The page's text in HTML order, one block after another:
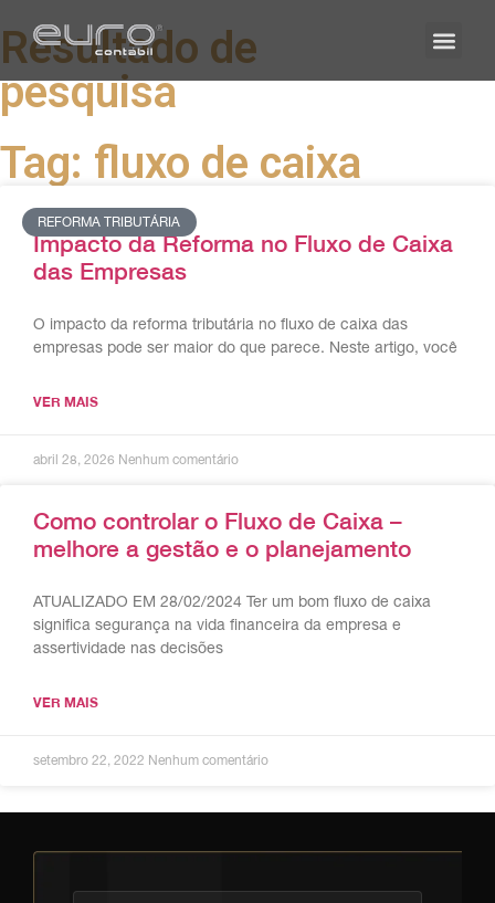
Resultado de
pesquisa
Tag: fluxo de caixa
REFORMA TRIBUTÁRIA
Impacto da Reforma no Fluxo de Caixa
das Empresas
O impacto da reforma tributária no fluxo de caixa das
empresas pode ser maior do que parece. Neste artigo, você
VER MAIS
abril 28, 2026 Nenhum comentário
Como controlar o Fluxo de Caixa –
melhore a gestão e o planejamento
ATUALIZADO EM 28/02/2024 Ter um bom fluxo de caixa
significa segurança na vida financeira da empresa e
assertividade nas decisões
VER MAIS
setembro 22, 2022 Nenhum comentário